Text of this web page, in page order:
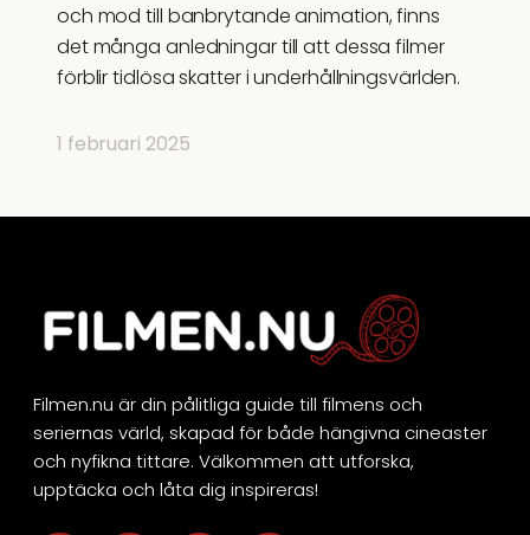
och mod till banbrytande animation, finns
det många anledningar till att dessa filmer
förblir tidlösa skatter i underhållningsvärlden.
1 februari 2025
Filmen.nu är din pålitliga guide till filmens och
seriernas värld, skapad för både hängivna cineaster
och nyfikna tittare. Välkommen att utforska,
upptäcka och låta dig inspireras!